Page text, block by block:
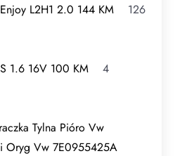
L2H1 2.0 144 KM
126
1.6 16V 100 KM
4
Tylna Pióro Vw
Oryg Vw 7E0955425A